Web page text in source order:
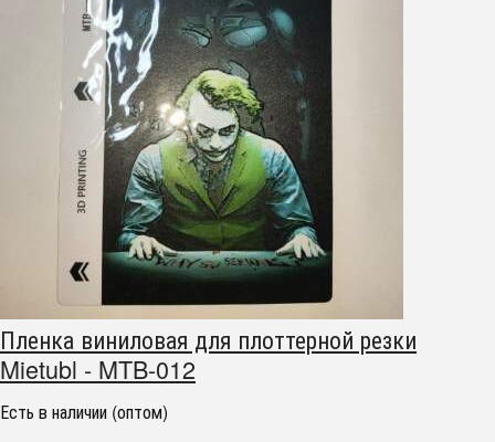
Пленка виниловая для плоттерной резки
Mietubl - MTB-012
Есть в наличии (оптом)